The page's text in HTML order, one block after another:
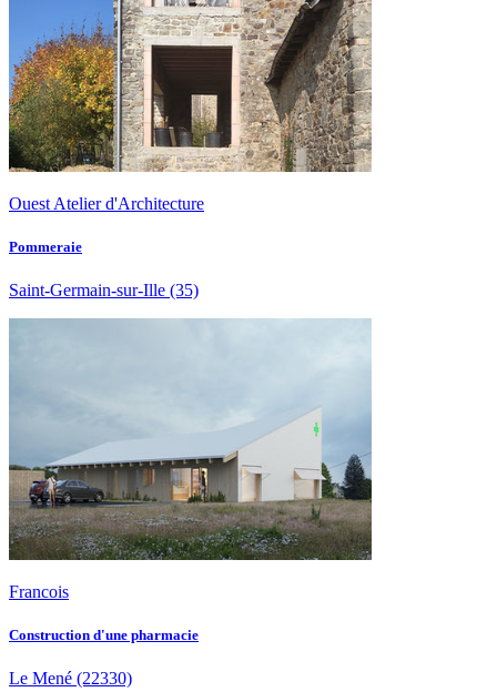
Ouest Atelier d'Architecture
Pommeraie
Saint-Germain-sur-Ille (35)
Francois
Construction d'une pharmacie
Le Mené (22330)